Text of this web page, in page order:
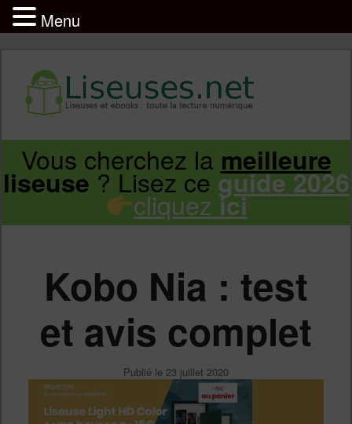
Infos sur les liseuses Kindle, Kobo,
Vivlio, Pocketbook
Aller
principal
Aller
secondaire
Vous cherchez la meilleure
liseuse? Lisez ceguide 2026
cliquez ici
Kobo Nia : test
et avis complet
Publié le 23 juillet 2020
Menu